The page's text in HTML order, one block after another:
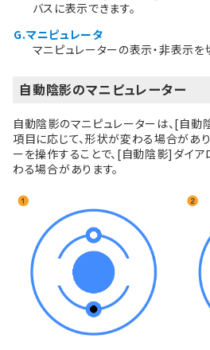
バスに表示できます。
G.マニピュレータ
マニピュレーターの表示・非表示を
自動陰影のマニピュレーター
自動陰影のマニピュレーターは、[自
項目に応じて、形状が変わる場合があり
ーを操作することで、[自動陰影]ダイ
わる場合があります。